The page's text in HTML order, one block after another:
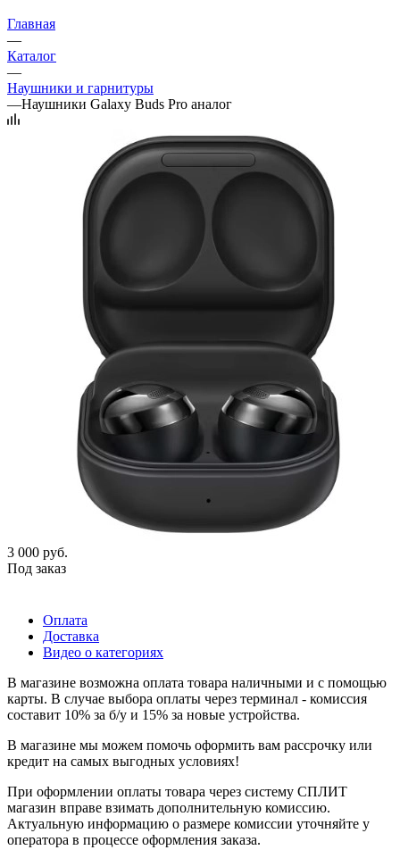
Главная
—
Каталог
—
Наушники и гарнитуры
—Наушники Galaxy Buds Pro аналог
3 000 руб.
Под заказ
Оплата
Доставка
Видео о категориях
В магазине возможна оплата товара наличными и с помощью
карты. В случае выбора оплаты через терминал - комиссия
составит 10% за б/у и 15% за новые устройства.
В магазине мы можем помочь оформить вам рассрочку или
кредит на самых выгодных условиях!
При оформлении оплаты товара через систему СПЛИТ
магазин вправе взимать дополнительную комиссию.
Актуальную информацию о размере комиссии уточняйте у
оператора в процессе оформления заказа.